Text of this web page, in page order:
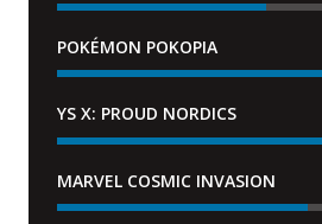
POKÉMON POKOPIA
YS X: PROUD NORDICS
MARVEL COSMIC INVASION